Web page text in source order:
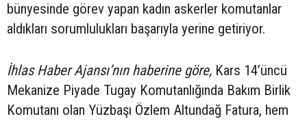
bünyesinde görev yapan kadın askerler komutanlar
aldıkları sorumlulukları başarıyla yerine getiriyor.
İhlas Haber Ajansı’nın haberine göre, Kars 14’üncü
Mekanize Piyade Tugay Komutanlığında Bakım Birlik
Komutanı olan Yüzbaşı Özlem Altundağ Fatura, hem